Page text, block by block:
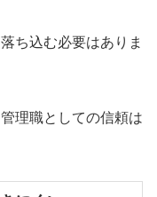
ち込む必要はありま
理職としての信頼は